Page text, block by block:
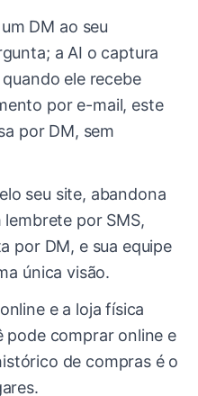
DM ao seu
a AI o captura
ele recebe
por e-mail, este
por DM, sem
seu site, abandona
por SMS,
por DM, e sua equipe
única visão.
e a loja física
pode comprar online e
de compras é o